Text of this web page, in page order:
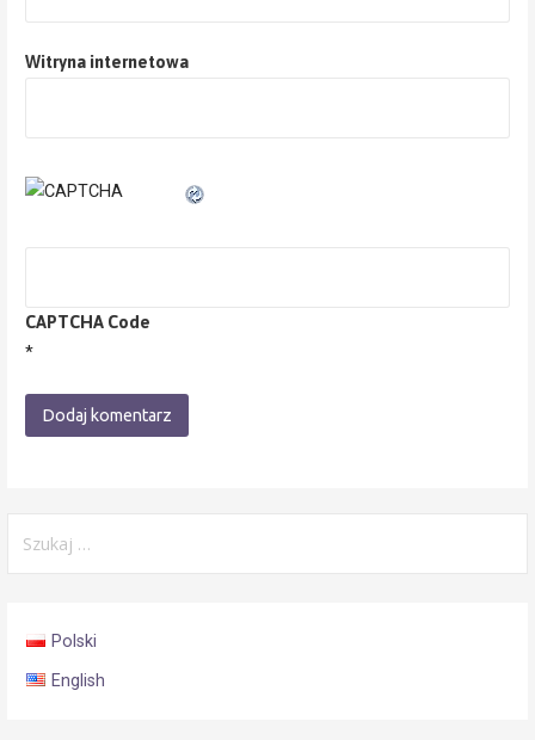
Witryna internetowa
CAPTCHA Code
*
Polski
English